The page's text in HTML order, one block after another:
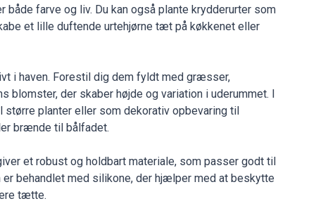
både farve og liv. Du kan også plante krydderurter som
et lille duftende urtehjørne tæt på køkkenet eller
i haven. Forestil dig dem fyldt med græsser,
der skaber højde og variation i uderummet. I
større planter eller som dekorativ opbevaring til
brænde til bålfadet.
et robust og holdbart materiale, som passer godt til
behandlet med silikone, der hjælper med at beskytte
tætte.